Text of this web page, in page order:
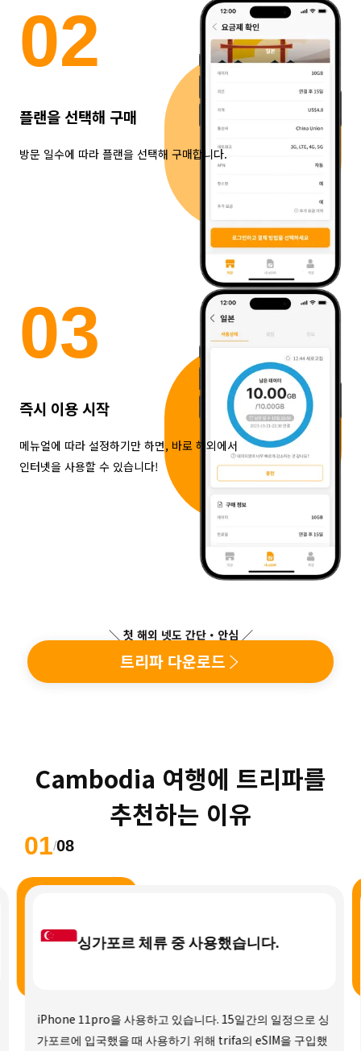
02
플랜을 선택해 구매
방문 일수에 따라 플랜을 선택해 구매합니다.
03
즉시 이용 시작
메뉴얼에 따라 설정하기만 하면, 바로 해외에서
인터넷을 사용할 수 있습니다!
＼ 첫 해외 넷도 간단・안심 ／
트리파 다운로드
추천하는 이유
01/08
싱가포르 체류 중 사용했습니다.
iPhone 11pro을 사용하고 있습니다. 15일간의 일정으로 싱
가포르에 입국했을 때 사용하기 위해 trifa의 eSIM을 구입했